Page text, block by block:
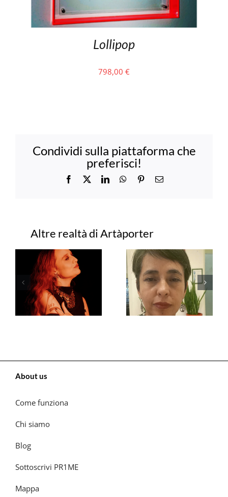
Lollipop
798,00 €
Condividi sulla piattaforma che
preferisci!
Facebook LinkedInWhatsApp
PinterestEmail
Progetti correlati
About us
Come funziona
Chi siamo
Blog
Sottoscrivi PR1ME
Mappa